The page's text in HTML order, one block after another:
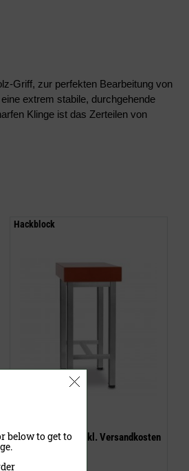
Griff, zur perfekten Bearbeitung von
extrem stabile, durchgehende
Klinge ist das Zerteilen von
Hackblock
inklusive MwSt. exkl. Versandkosten
below to get to